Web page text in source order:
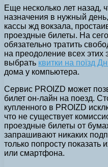
Еще несколько лет назад,
назначения в нужный
кассы жд вокзала,
проездные билеты. На
обязательно тратить
на преодоление всех этих
выбрать квитки на поїзд
дома у компьютера.
Сервис PROIZD может
билет он-лайн на поезд.
купленного в PROIZD
что не существует
проездные билеты от
запрашивают никаких
только попросту
или смартфона.